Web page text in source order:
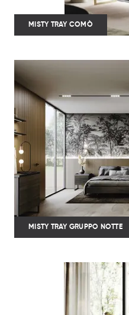
MISTY TRAY COMÒ
MISTY TRAY GRUPPO NOTTE